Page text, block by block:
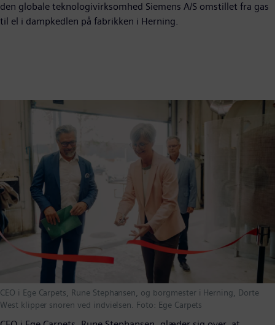
den globale teknologivirksomhed Siemens A/S omstillet fra gas
til el i dampkedlen på fabrikken i Herning.
CEO i Ege Carpets, Rune Stephansen, og borgmester i Herning, Dorte
West klipper snoren ved indvielsen. Foto: Ege Carpets